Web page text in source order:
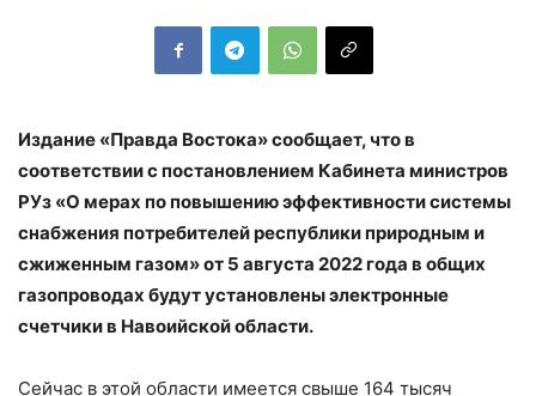
Издание «Правда Востока» сообщает, что в
соответствии с постановлением Кабинета министров
РУз «О мерах по повышению эффективности системы
снабжения потребителей республики природным и
сжиженным газом» от 5 августа 2022 года в общих
газопроводах будут установлены электронные
счетчики в Навоийской области.
Сейчас в этой области имеется свыше 164 тысяч